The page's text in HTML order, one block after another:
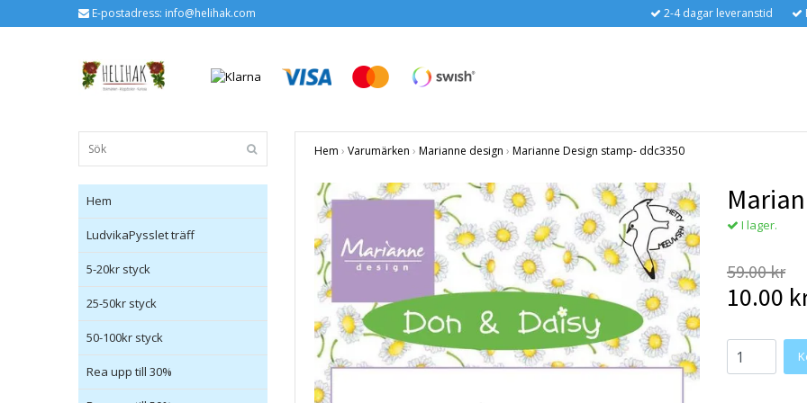
E-postadress: info@helihak.com 2-4 dagar leveranstid
Hem
LudvikaPysslet träff
5-20kr styck
25-50kr styck
50-100kr styck
Rea upp till 30%
Hem › Varumärken › Marianne design › Marianne Design stamp- ddc3350
I lager.
59.00 kr
10.00